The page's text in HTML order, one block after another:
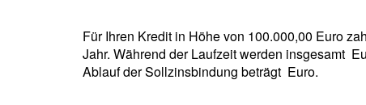
Für Ihren Kredit in Höhe von 100.000,00 Euro
Jahr. Während der Laufzeit werden insgesamt
Ablauf der Sollzinsbindung beträgt Euro.